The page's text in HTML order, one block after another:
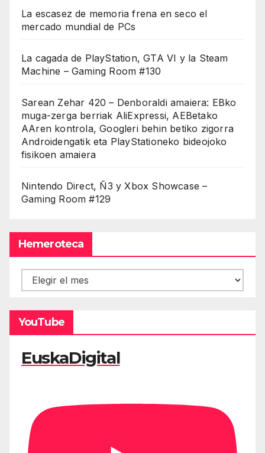
La escasez de memoria frena en seco el
mercado mundial de PCs
La cagada de PlayStation, GTA VI y la Steam
Machine – Gaming Room #130
Sarean Zehar 420 – Denboraldi amaiera: EBko
muga-zerga berriak AliExpressi, AEBetako
AAren kontrola, Googleri behin betiko zigorra
Androidengatik eta PlayStationeko bideojoko
fisikoen amaiera
Nintendo Direct, Ñ3 y Xbox Showcase –
Gaming Room #129
Hemeroteca
Hemeroteca
YouTube
EuskaDigital